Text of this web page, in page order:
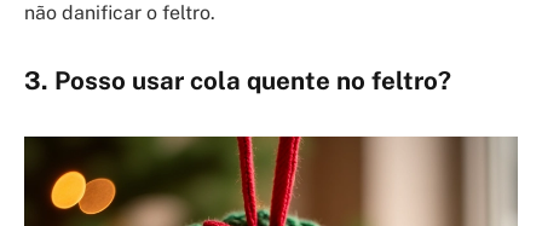
não danificar o feltro.
3. Posso usar cola quente no feltro?